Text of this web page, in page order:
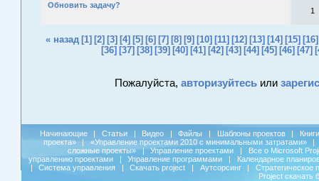
Обновить задачу?
1
« назад [1] [2] [3] [4] [5] [6] [7] [8] [9] [10] [11] [12] [13] [14] [15] [16]
[36] [37] [38] [39] [40] [41] [42] [43] [44] [45] [46] [47]
Пожалуйста, авторизуйтесьили
Начинающие | Статьи | Видео | Файлы | Шаблоны проектов |
Книги
проекта»
| «Управление проектами 2010 с минимальными затратами»
|
сложные проекты»
| Управление проектами |
Все о Microsoft
управлению проектами
| Управление программами |
Календарное
|
Система управления | Скачать project | Аутсорсинг |
Стратегическое
Project скачать